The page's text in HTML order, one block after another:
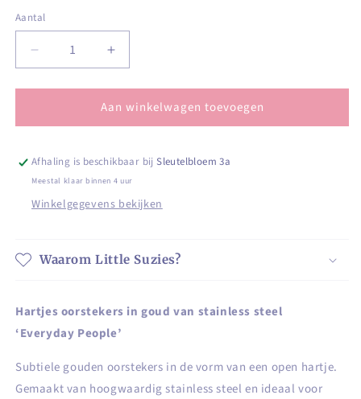
Aantal
Aantal
Aantal
verlagen
voor
oorstekers
goud
van
steel
Aantal
verhogen
voor
Hartjes
oorstekers
goud
van
steel
Aan winkelwagen toevoegen
Afhaling is beschikbaar bijSleutelbloem 3a
Meestal klaar binnen 4 uur
Winkelgegevens bekijken
Waarom Little Suzies?
Hartjes oorstekers in goud van stainless steel
‘Everyday People’
Subtiele gouden oorstekers in de vorm van een open hartje.
Gemaakt van hoogwaardig stainless steel en ideaal voor